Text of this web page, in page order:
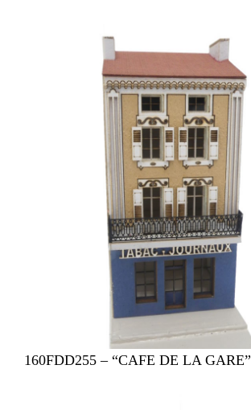
160FDD255 – “CAFE DE LA GARE”